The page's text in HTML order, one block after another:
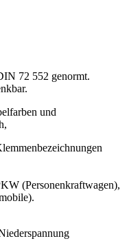
72 552 genormt.
und
(Personenkraftwagen),